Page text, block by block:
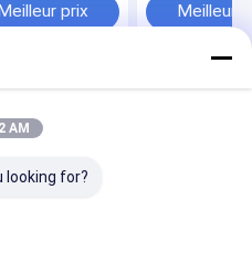
Meilleur prix Meilleur
Contactez-
Desktop
Privacy Policy
co.,ltd.. All Rights Reserved.
AM
looking for?